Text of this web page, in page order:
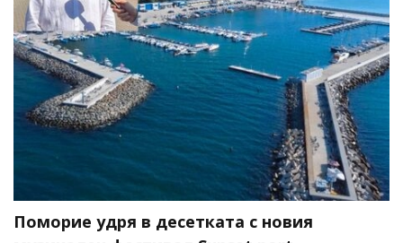
Поморие удря в десетката с новия